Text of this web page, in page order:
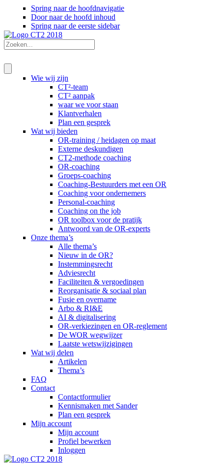
Spring naar de hoofdnavigatie
Door naar de hoofd inhoud
Spring naar de eerste sidebar
Wie wij zijn
CT²-team
CT² aanpak
waar we voor staan
Klantverhalen
Plan een gesprek
Wat wij bieden
OR-training / heidagen op maat
Externe deskundigen
CT2-methode coaching
OR-coaching
Groeps-coaching
Coaching-Bestuurders met een OR
Coaching voor ondernemers
Personal-coaching
Coaching on the job
OR toolbox voor de pratijk
Antwoord van de OR-experts
Onze thema’s
Alle thema’s
Nieuw in de OR?
Instemmingsrecht
Adviesrecht
Faciliteiten & vergoedingen
Reorganisatie & sociaal plan
Fusie en overname
Arbo & RI&E
AI & digitalisering
OR-verkiezingen en OR-reglement
De WOR wegwijzer
Laatste wetswijzigingen
Wat wij delen
Artikelen
Thema’s
FAQ
Contact
Contactformulier
Kennismaken met Sander
Plan een gesprek
Mijn account
Mijn account
Profiel bewerken
Inloggen